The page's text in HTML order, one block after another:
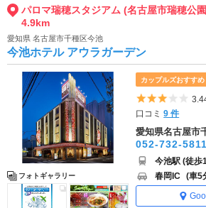
パロマ瑞穂スタジアム (名古屋市瑞穂公
4.9km
愛知県 名古屋市千種区今池
今池ホテル アウラガーデン
フォトギャラリー
カップルズおすすめ
5
口コミ9 件
愛知県名古屋市
052-732-5811
今池駅 (徒歩
春岡IC (車5